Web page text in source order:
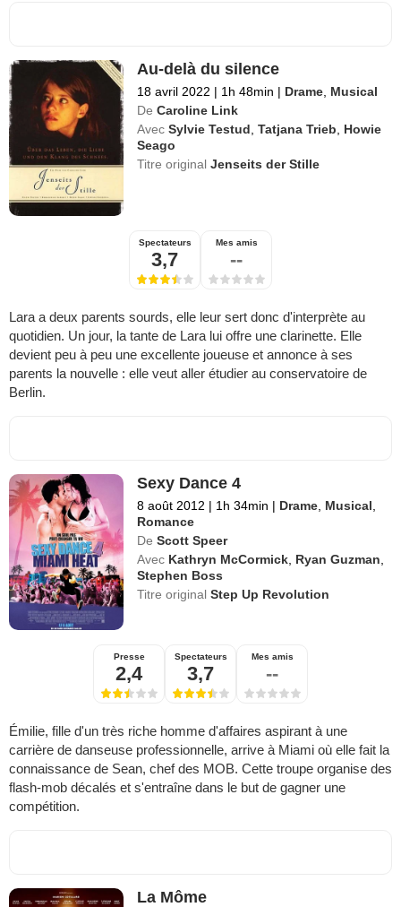
Au-delà du silence
18 avril 2022 | 1h 48min | Drame Musical
De Caroline Link
Avec Sylvie Testud ,Tatjana Trieb
Howie
Seago
Titre originalJenseits der Stille
Spectateurs
3,7
Mes amis
--
Lara a deux parents sourds, elle leur sert donc d'interprète au
quotidien. Un jour, la tante de Lara lui offre une clarinette. Elle
devient peu à peu une excellente joueuse et annonce à ses
parents la nouvelle : elle veut aller étudier au conservatoire de
Berlin.
Sexy Dance 4
8 août 2012 | 1h 34min | Drame Musical
Romance
De Scott Speer
Avec Kathryn McCormick Ryan Guzman
Stephen Boss
Titre originalStep Up Revolution
Presse
2,4
Spectateurs
3,7
Mes amis
--
Émilie, fille d'un très riche homme d'affaires aspirant à une
carrière de danseuse professionnelle, arrive à Miami où elle fait la
connaissance de Sean, chef des MOB. Cette troupe organise des
flash-mob décalés et s'entraîne dans le but de gagner une
compétition.
La Môme